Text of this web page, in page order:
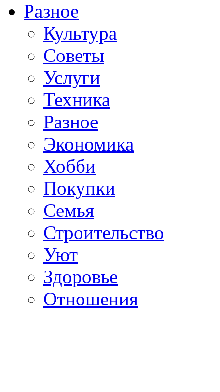
Разное
Культура
Советы
Услуги
Техника
Разное
Экономика
Хобби
Покупки
Семья
Строительство
Уют
Здоровье
Отношения